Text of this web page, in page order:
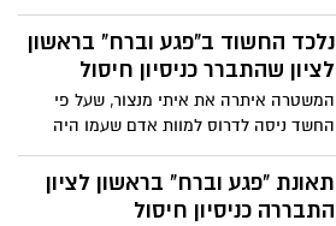
נלכד החשוד ב"פגע וברח" בראשון
לציון שהתברר כניסיון חיסול
המשטרה איתרה את איתי מנצור, שעל פי
החשד ניסה לדרוס למוות אדם שעמו היה
מצוי בסכסוך, בדירת מסתור במושב בשפלה.
מנצור, שלאחר האירוע הוכרז עבריין נמלט,
יובא היום לדיון בהארכת מעצרו
תאונת "פגע וברח" בראשון לציון
התבררה כניסיון חיסול